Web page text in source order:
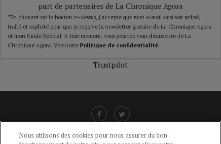
part de partenaires de La Chronique Agora
*En cliquant sur le bouton ci-dessus, j’accepte que mon e-mail saisi soit utilisé,
traité et exploité pour que je reçoive la newsletter gratuite de La Chronique Agora
et mon Guide Spécial. A tout moment, vous pourrez vous désinscrire de La
Chronique Agora. Voir notre Politique de confidentialité.
Trustpilot
Nous utilisons des cookies pour nous assurer du bon